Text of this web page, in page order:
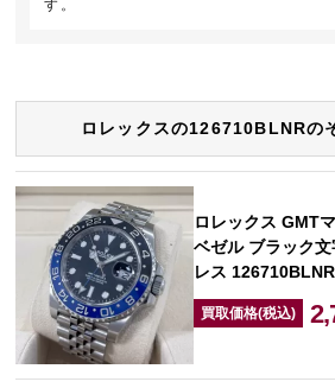
す。
ロレックスの126710BLNRの
ロレックス GMT
ベゼル ブラック
レス
買取価格(税込)